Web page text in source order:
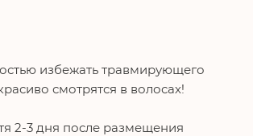
избежать травмирующего
смотрятся в волосах!
2-3 дня после размещения